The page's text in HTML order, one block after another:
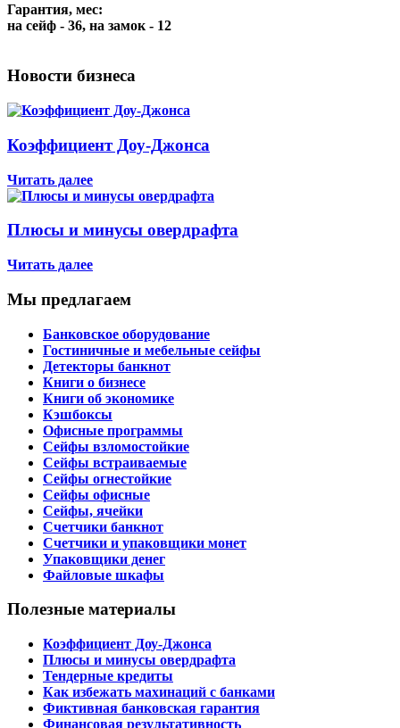
Гарантия, мес:
на сейф - 36, на замок - 12
Новости бизнеса
Коэффициент Доу-Джонса
Читать далее
Плюсы и минусы овердрафта
Читать далее
Мы предлагаем
Банковское оборудование
Гостиничные и мебельные сейфы
Детекторы банкнот
Книги о бизнесе
Книги об экономике
Кэшбоксы
Офисные программы
Сейфы взломостойкие
Сейфы встраиваемые
Сейфы огнестойкие
Сейфы офисные
Сейфы, ячейки
Счетчики банкнот
Счетчики и упаковщики монет
Упаковщики денег
Файловые шкафы
Полезные материалы
Коэффициент Доу-Джонса
Плюсы и минусы овердрафта
Тендерные кредиты
Как избежать махинаций с банками
Фиктивная банковская гарантия
Финансовая результативность